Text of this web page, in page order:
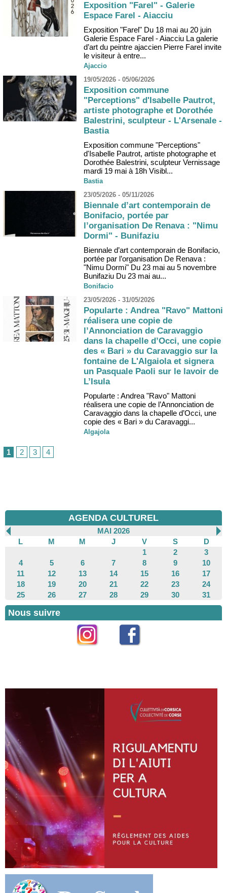
Exposition "Farel" - Galerie
Espace Farel - Aiacciu
Exposition "Farel" Du 18 mai au 20 juin
Galerie Espace Farel - Aiacciu La galerie
d’art du peintre ajaccien Pierre Farel invite
le visiteur à entre...
Ajaccio
19/05/2026 - 05/06/2026
Exposition commune
"Perceptions" d'Isabelle Pautrot,
artiste photographe et Dorothée
Balestrini, sculpteur - L'Arsenale -
Bastia
Exposition commune "Perceptions"
d'Isabelle Pautrot, artiste photographe et
Dorothée Balestrini, sculpteur Vernissage
mardi 19 mai à 18h Visibl...
Bastia
23/05/2026 - 05/11/2026
Biennale d’art contemporain de
Bonifacio, portée par
l’organisation De Renava : "Nimu
Dormi" - Bunifaziu
Biennale d’art contemporain de Bonifacio,
portée par l’organisation De Renava :
"Nimu Dormi" Du 23 mai au 5 novembre
Bunifaziu Du 23 mai au...
Bonifacio
23/05/2026 - 31/05/2026
Popularte : Andrea "Ravo" Mattoni
réalisera une copie de
l’Annonciation de Caravaggio
dans la chapelle d’Occi, une copie
des « Bari » du Caravaggio sur la
fontaine de L'Algaiola et signera
un Pasquale Paoli sur le lavoir de
L’Isula
Popularte : Andrea "Ravo" Mattoni
réalisera une copie de l’Annonciation de
Caravaggio dans la chapelle d’Occi, une
copie des « Bari » du Caravaggi...
Algajola
1 2 3 4
AGENDA CULTUREL
MAI 2026
L
M M J V S
D
1
2
3
4
5 6 7 8 9
10
11
12 13 14 15 16
17
18
19 20 21 22 23
24
25
26 27 28 29 30 31
Nous suivre